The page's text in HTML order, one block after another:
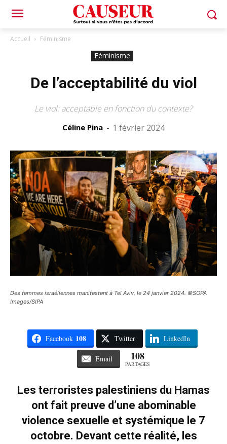
Accueil Féminisme
Féminisme
De l’acceptabilité du viol
Le viol: acceptable en fonction du contexte?
Céline Pina - 1 février 2024
Des femmes israéliennes manifestent à Tel Aviv, le 24 janvier 2024. ©SOPA
Images/SIPA
Facebook 108 Twitter LinkedIn
Email 108
PARTAGES
Les terroristes palestiniens du Hamas
ont fait preuve d’une abominable
violence sexuelle et systémique le 7
octobre. Devant cette réalité, les